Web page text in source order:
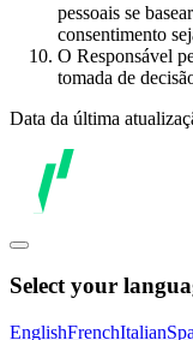
pessoais se
consentimento
O Responsável
tomada de
Data da última
Select your
EnglishFrenchItalian